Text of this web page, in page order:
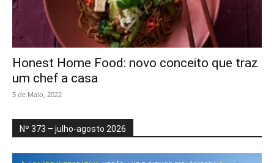
Honest Home Food: novo conceito que traz
um chef a casa
5 de Maio, 2022
Nº 373 – julho-agosto 2026